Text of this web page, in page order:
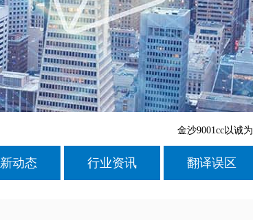
金沙9001cc以诚
动态 行业资讯 翻译误区